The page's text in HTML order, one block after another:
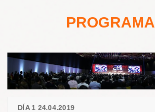
PROGRAMA
DÍA 1 24.04.2019